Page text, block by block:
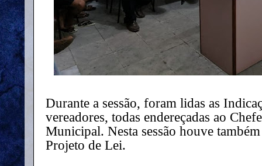
Durante a sessão, foram lidas as
vereadores, todas endereçadas ao
Municipal. Nesta sessão houve
Projeto de Lei.